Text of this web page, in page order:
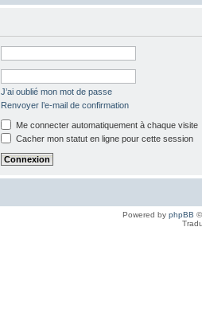
J’ai oublié mon mot de passe
Renvoyer l’e-mail de confirmation
Me connecter automatiquement à chaque visite
Cacher mon statut en ligne pour cette session
Powered by phpBB